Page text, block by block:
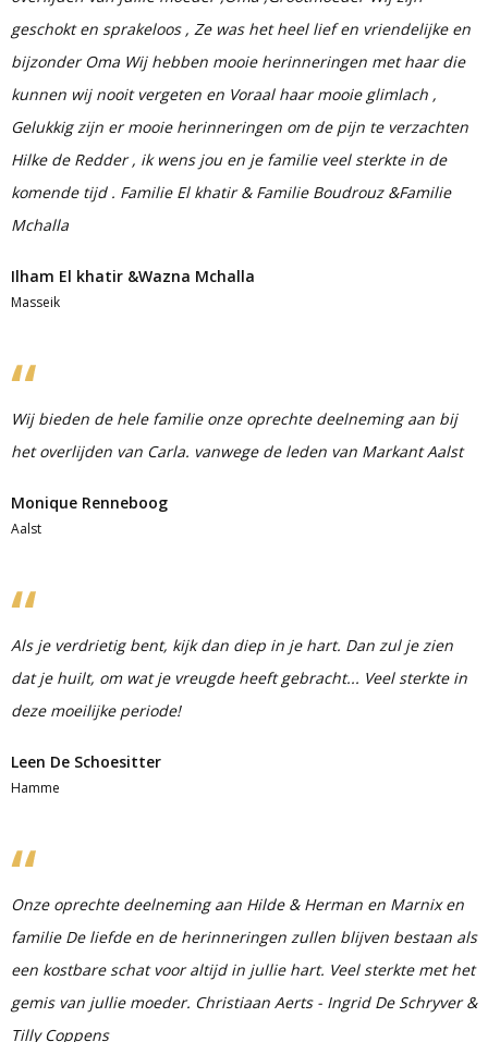
geschokt en sprakeloos , Ze was het heel lief en vriendelijke en
bijzonder Oma Wij hebben mooie herinneringen met haar die
kunnen wij nooit vergeten en Voraal haar mooie glimlach ,
Gelukkig zijn er mooie herinneringen om de pijn te verzachten
Hilke de Redder , ik wens jou en je familie veel sterkte in de
komende tijd . Familie El khatir & Familie Boudrouz &Familie
Mchalla
Ilham El khatir &Wazna Mchalla
Masseik
Wij bieden de hele familie onze oprechte deelneming aan bij
het overlijden van Carla. vanwege de leden van Markant Aalst
Monique Renneboog
Aalst
Als je verdrietig bent, kijk dan diep in je hart. Dan zul je zien
dat je huilt, om wat je vreugde heeft gebracht... Veel sterkte in
deze moeilijke periode!
Leen De Schoesitter
Hamme
Onze oprechte deelneming aan Hilde & Herman en Marnix en
familie De liefde en de herinneringen zullen blijven bestaan als
een kostbare schat voor altijd in jullie hart. Veel sterkte met het
gemis van jullie moeder. Christiaan Aerts - Ingrid De Schryver &
Tilly Coppens